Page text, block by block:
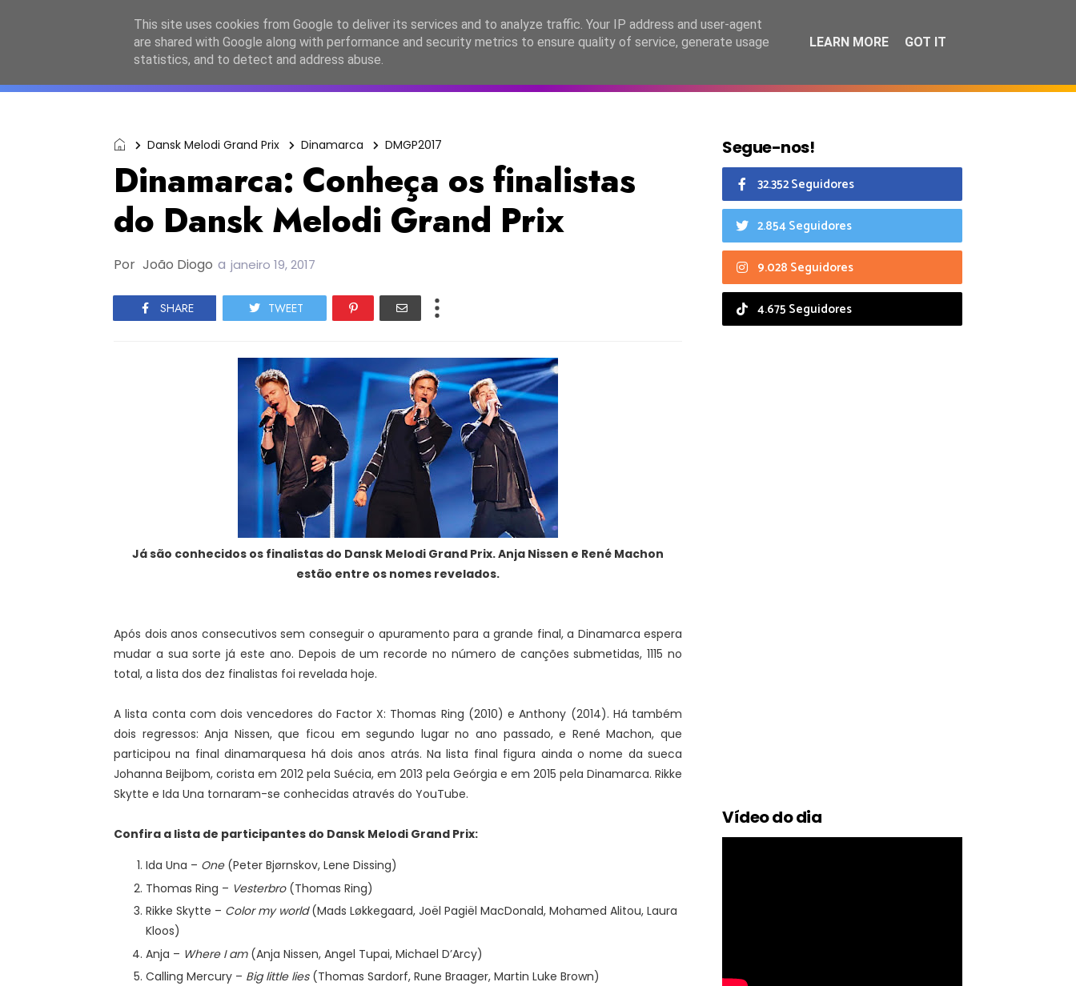
ESC2027 JESC2026 FC2026 EASC2026 PORTUGAL LANÇAMENTOS ESPECIAIS CALENDÁRIO
Dansk Melodi Grand Prix Dinamarca DMGP2017
Dinamarca: Conheça os finalistas
do Dansk Melodi Grand Prix
Por João Diogo a janeiro 19, 2017
SHARE TWEET
Já são conhecidos os finalistas do Dansk Melodi Grand Prix. Anja Nissen e René Machon
estão entre os nomes revelados.
Após dois anos consecutivos sem conseguir o apuramento para a grande final, a Dinamarca espera
mudar a sua sorte já este ano. Depois de um recorde no número de canções submetidas, 1115 no
total, a lista dos dez finalistas foi revelada hoje.
A lista conta com dois vencedores do Factor X: Thomas Ring (2010) e Anthony (2014). Há também
dois regressos: Anja Nissen, que ficou em segundo lugar no ano passado, e René Machon, que
participou na final dinamarquesa há dois anos atrás. Na lista final figura ainda o nome da sueca
Johanna Beijbom, corista em 2012 pela Suécia, em 2013 pela Geórgia e em 2015 pela Dinamarca. Rikke
Skytte e Ida Una tornaram-se conhecidas através do YouTube.
Confira a lista de participantes do Dansk Melodi Grand Prix:
Ida Una – One(Peter Bjørnskov, Lene Dissing)
Thomas Ring – Vesterbro(Thomas Ring)
Rikke Skytte – Color my world(Mads Løkkegaard, Joël Pagiël MacDonald, Mohamed Alitou, Laura
Kloos)
Anja – Where I am(Anja Nissen, Angel Tupai, Michael D’Arcy)
Calling Mercury – Big little lies(Thomas Sardorf, Rune Braager, Martin Luke Brown)
Segue-nos!
32.352 Seguidores
2.854 Seguidores
9.028 Seguidores
4.675 Seguidores
Vídeo do dia
This site uses cookies from Google to deliver its services and to analyze traffic. Your IP address and user-agent
are shared with Google along with performance and security metrics to ensure quality of service, generate usage
statistics, and to detect and address abuse.
LEARN MORE GOT IT